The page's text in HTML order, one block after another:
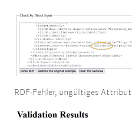
RDF-Fehler, ungültiges Attribut